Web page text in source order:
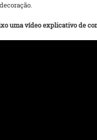
uma vídeo explicativo de